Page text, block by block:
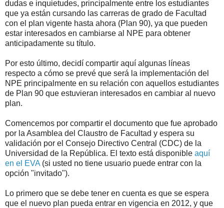
dudas e inquietudes, principalmente entre los estudiantes
que ya están cursando las carreras de grado de Facultad
con el plan vigente hasta ahora (Plan 90), ya que pueden
estar interesados en cambiarse al NPE para obtener
anticipadamente su título.
Por esto último, decidí compartir aquí algunas líneas
respecto a cómo se prevé que será la implementación del
NPE principalmente en su relación con aquellos estudiantes
de Plan 90 que estuvieran interesados en cambiar al nuevo
plan.
Comencemos por compartir el documento que fue aprobado
por la Asamblea del Claustro de Facultad y espera su
validación por el Consejo Directivo Central (CDC) de la
Universidad de la República. El texto está disponible aquí
en el EVA (si usted no tiene usuario puede entrar con la
opción "invitado").
Lo primero que se debe tener en cuenta es que se espera
que el nuevo plan pueda entrar en vigencia en 2012, y que